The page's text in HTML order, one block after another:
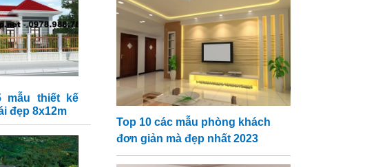
mẫu thiết kế
đẹp 8x12m
Top 10 các mẫu phòng khách
đơn giản mà đẹp nhất 2023